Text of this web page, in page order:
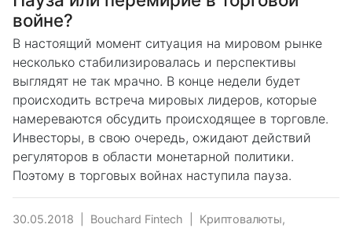
войне?
В настоящий момент ситуация на мировом рынке
несколько стабилизировалась и перспективы
выглядят не так мрачно. В конце недели будет
происходить встреча мировых лидеров, которые
намереваются обсудить происходящее в торговле.
Инвесторы, в свою очередь, ожидают действий
регуляторов в области монетарной политики.
Поэтому в торговых войнах наступила пауза.
30.05.2018 Bouchard Fintech
Криптовалюты,